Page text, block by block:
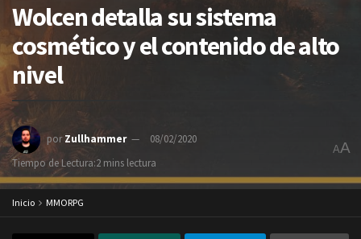
Wolcen detalla su sistema
cosmético y el contenido de alto
nivel
por Zullhammer
08/02/2020
Tiempo de Lectura:2 mins lectura
AA
Inicio MMORPG